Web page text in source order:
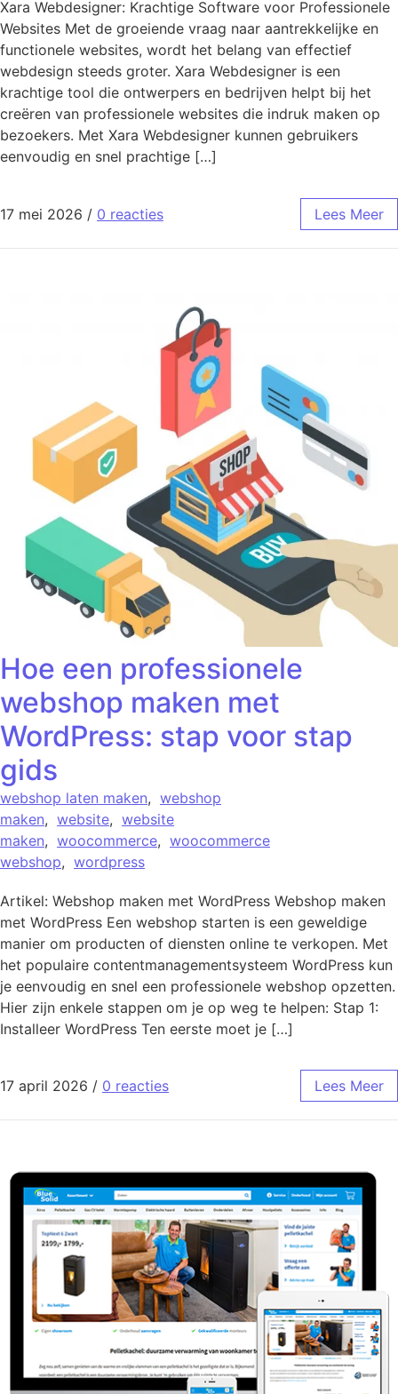
Xara Webdesigner: Krachtige Software voor Professionele
Websites Met de groeiende vraag naar aantrekkelijke en
functionele websites, wordt het belang van effectief
webdesign steeds groter. Xara Webdesigner is een
krachtige tool die ontwerpers en bedrijven helpt bij het
creëren van professionele websites die indruk maken op
bezoekers. Met Xara Webdesigner kunnen gebruikers
eenvoudig en snel prachtige […]
17 mei 2026 / 0 reacties Lees Meer
Hoe een professionele
webshop maken met
WordPress: stap voor stap
gids
webshop laten maken, webshop
maken, website, website
maken, woocommerce, woocommerce
webshop, wordpress
Artikel: Webshop maken met WordPress Webshop maken
met WordPress Een webshop starten is een geweldige
manier om producten of diensten online te verkopen. Met
het populaire contentmanagementsysteem WordPress kun
je eenvoudig en snel een professionele webshop opzetten.
Hier zijn enkele stappen om je op weg te helpen: Stap 1:
Installeer WordPress Ten eerste moet je […]
17 april 2026 / 0 reacties Lees Meer